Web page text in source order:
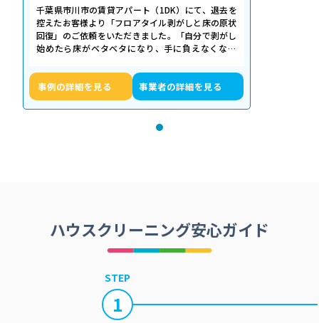
千葉県市川市の賃貸アパート（1DK）にて、退去を
控えたお客様より「フロアタイル剥がしと床の原状
回復」のご依頼をいただきました。「自分で剥がし
始めたら床がベタベタになり、手に負えなくなっ
事例の詳細を見る 事業者の詳細を見る
ハウスクリーニング安心ガイド
STEP
1